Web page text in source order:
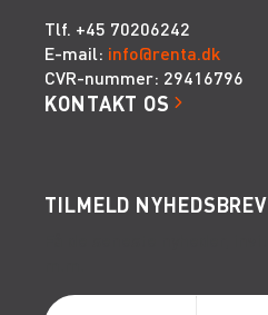
Tlf. +45 70206242
E-mail: info@renta.dk
CVR-nummer: 29416796
KONTAKT OS
TILMELD NYHEDSBREV